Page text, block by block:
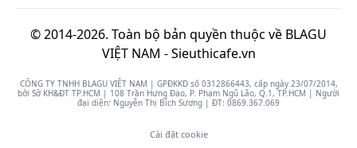
© 2014-2026. Toàn bộ bản quyền thuộc về BLAGU
VIỆT NAM -Sieuthicafe.vn
CÔNG TY TNHH BLAGU VIỆT NAM | GPĐKKD số 0312866443, cấp ngày 23/07/2014,
bởi Sở KH&ĐT TP.HCM | 108 Trần Hưng Đạo, P. Phạm Ngũ Lão, Q.1, TP.HCM | Người
đại diện: Nguyễn Thị Bích Sương | ĐT: 0869.367.069
Cài đặt cookie